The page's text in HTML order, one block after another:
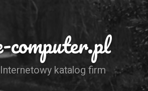
computer.pl
Internetowy katalog firm